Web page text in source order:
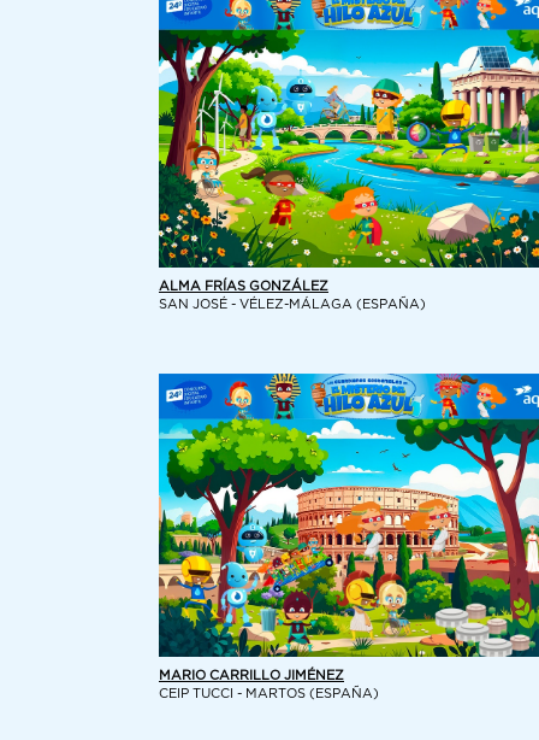
ALMA FRÍAS GONZÁLEZ
SAN JOSÉ - VÉLEZ-MÁLAGA (ESPAÑA)
MARIO CARRILLO JIMÉNEZ
CEIP TUCCI - MARTOS (ESPAÑA)